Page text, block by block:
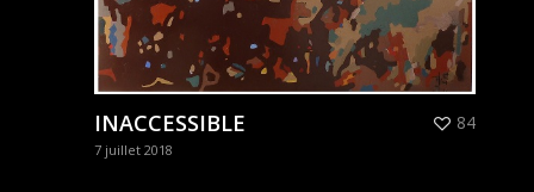
INACCESSIBLE
7 juillet 2018
84